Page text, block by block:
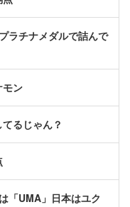
ラチナメダルで詰んで
モン
るじゃん？
「UMA」日本はユク